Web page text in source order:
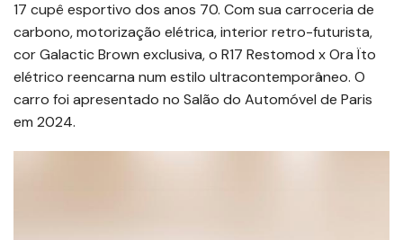
17 cupê esportivo dos anos 70. Com sua carroceria de
carbono, motorização elétrica, interior retro-futurista,
cor Galactic Brown exclusiva, o R17 Restomod x Ora Ïto
elétrico reencarna num estilo ultracontemporâneo. O
carro foi apresentado no Salão do Automóvel de Paris
em 2024.